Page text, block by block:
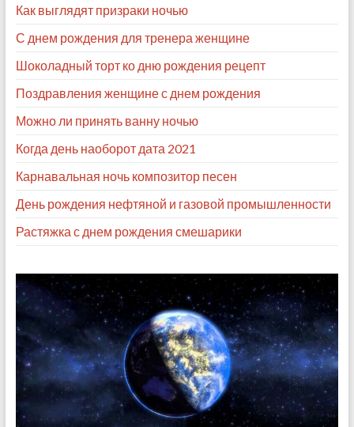
Как выглядят призраки ночью
С днем рождения для тренера женщине
Шоколадный торт ко дню рождения рецепт
Поздравления женщине с днем рождения
Можно ли принять ванну ночью
Когда день наоборот дата 2021
Карнавальная ночь композитор песен
День рождения нефтяной и газовой промышленности
Растяжка с днем рождения смешарики